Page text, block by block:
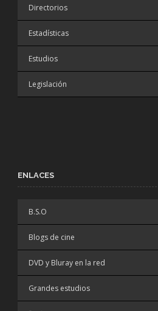
Directorios
Estadísticas
Estudios
Legislación
ENLACES
B.S.O
Blogs de cine
DVD y Bluray en la red
Grandes estudios